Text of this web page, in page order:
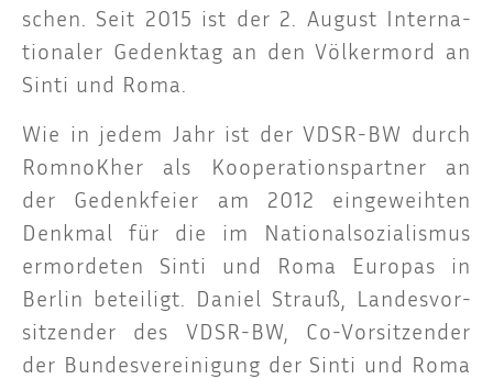
schen. Seit 2015 ist der 2. August Inter­na­
tio­na­ler Gedenk­tag an den Völ­ker­mord an
Sin­ti und Roma.
Wie in jedem Jahr ist der VDSR-BW durch
Rom­noK­her als Koope­ra­ti­ons­part­ner an
der Gedenk­fei­er am 2012 ein­ge­weih­ten
Denk­mal für die im Natio­nal­so­zia­lis­mus
ermor­de­ten Sin­ti und Roma Euro­pas in
Ber­lin betei­ligt. Dani­el Strauß, Lan­des­vor­
sit­zen­der des VDSR-BW, Co-Vor­sit­zen­der
der Bun­des­ver­ei­ni­gung der Sin­ti und Roma